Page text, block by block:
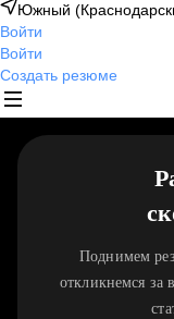
Южный
Войти
Войти
Создать резюме
Поднимем
откликнемся за